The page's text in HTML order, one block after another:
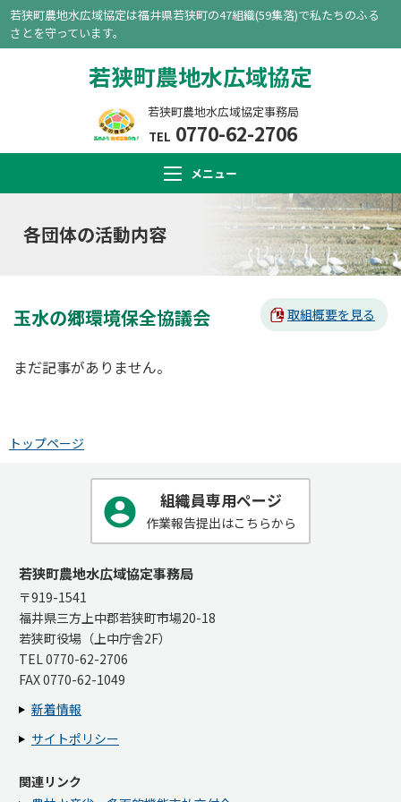
若狭町農地水広域協定は福井県若狭町の47組織(59集落)で私たちのふる
さとを守っています。
若狭町農地水広域協定
若狭町農地水広域協定事務局
TEL 0770-62-2706
メニュー
各団体の活動内容
玉水の郷環境保全協議会 取組概要を見る
まだ記事がありません。
トップページ
組織員専用ページ
作業報告提出はこちらから
若狭町農地水広域協定事務局
〒919-1541
福井県三方上中郡若狭町市場20-18
若狭町役場（上中庁舎2F）
TEL 0770-62-2706
FAX 0770-62-1049
新着情報
サイトポリシー
関連リンク